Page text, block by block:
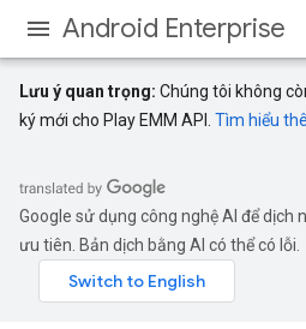
Android Enterprise
Lưu ý quan trọng: Chúng tôi không
ký mới cho Play EMM API. Tìm hiểu
Google sử dụng công nghệ AI để dịch
ưu tiên. Bản dịch bằng AI có thể có lỗi.